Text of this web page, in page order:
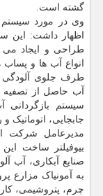
گشته است.
وی در مورد سیستم
اظهار داشت: این
طراحی و ایجاد می
انواع آب ها و
طرف جلوی
آب حاصل از تصفیه
سیستم
جابجایی،
مدیرعامل شرکت
بیوفیلتر ساخت
صنایع آبکاری، آب
به آمونیاک مزارع
چرم، پتروشیمی،